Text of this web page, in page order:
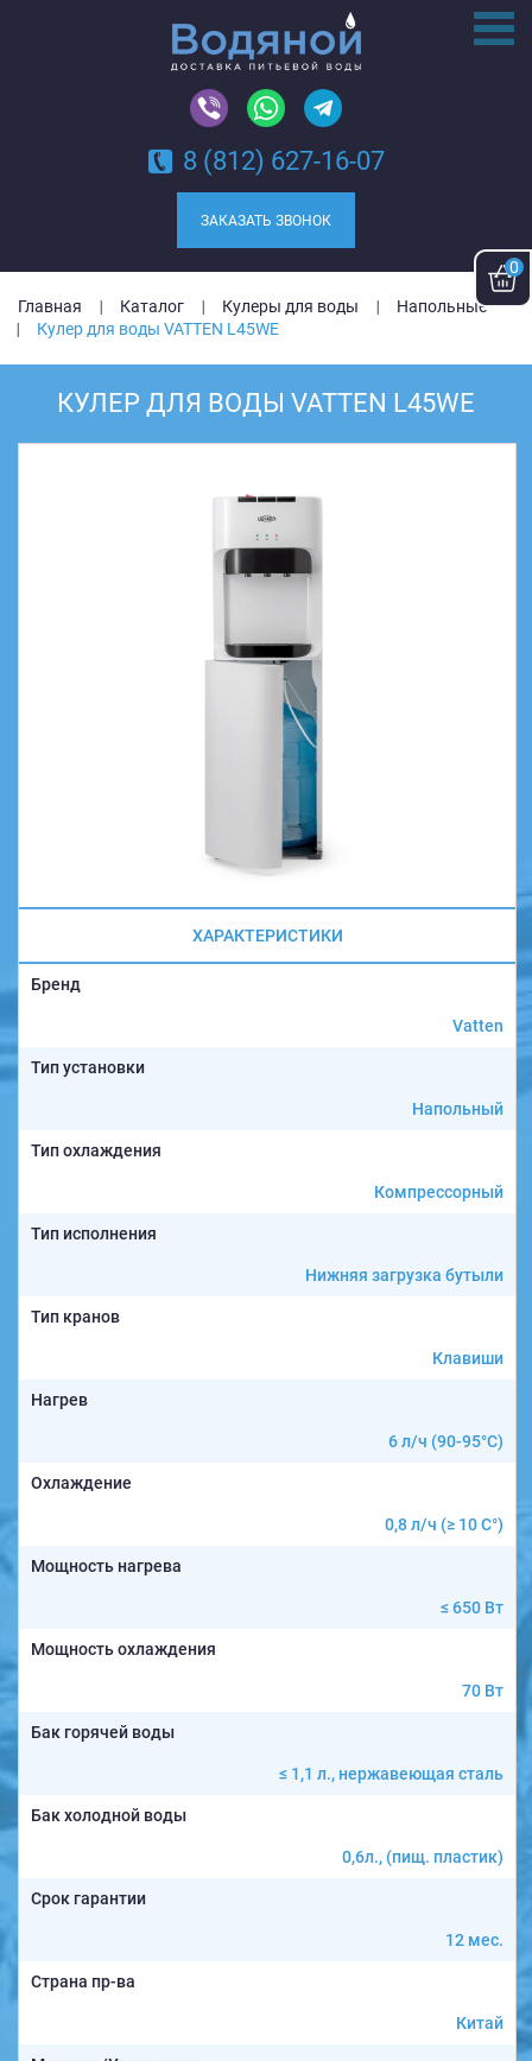
0
8 (812) 627-16-07
ЗАКАЗАТЬ ЗВОНОК
Главная Каталог Кулеры для воды
Напольные
Кулер для воды VATTEN L45WE
КУЛЕР ДЛЯ ВОДЫ VATTEN L45WE
ХАРАКТЕРИСТИКИ
Бренд
Vatten
Тип установки
Напольный
Тип охлаждения
Компрессорный
Тип исполнения
Нижняя загрузка бутыли
Тип кранов
Клавиши
Нагрев
6 л/ч (90-95°C)
Охлаждение
0,8 л/ч (≥ 10 C°)
Мощность нагрева
≤ 650 Вт
Мощность охлаждения
70 Вт
Бак горячей воды
≤ 1,1 л., нержавеющая сталь
Бак холодной воды
0,6л., (пищ. пластик)
Срок гарантии
12 мес.
Страна пр-ва
Китай